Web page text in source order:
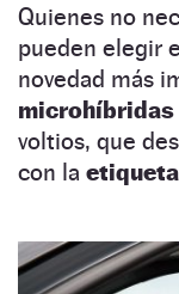
Quienes no
pueden elegir
novedad más
microhíbridas
voltios, que
con la etiqueta